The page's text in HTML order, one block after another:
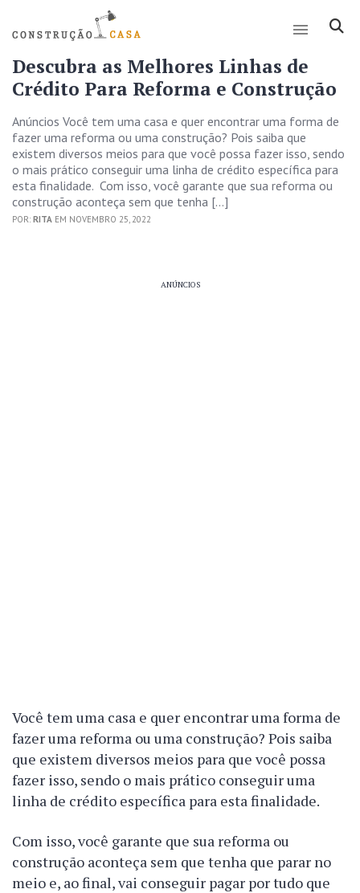
Descubra as Melhores Linhas de
Crédito Para Reforma e Construção
Anúncios Você tem uma casa e quer encontrar uma forma de
fazer uma reforma ou uma construção? Pois saiba que
existem diversos meios para que você possa fazer isso, sendo
o mais prático conseguir uma linha de crédito específica para
esta finalidade. Com isso, você garante que sua reforma ou
construção aconteça sem que tenha […]
POR: RITA EM NOVEMBRO 25, 2022
ANÚNCIOS
Você tem uma casa e quer encontrar uma forma de
fazer uma reforma ou uma construção? Pois saiba
que existem diversos meios para que você possa
fazer isso, sendo o mais prático conseguir uma
linha de crédito específica para esta finalidade.
Com isso, você garante que sua reforma ou
construção aconteça sem que tenha que parar no
meio e, ao final, vai conseguir pagar por tudo que